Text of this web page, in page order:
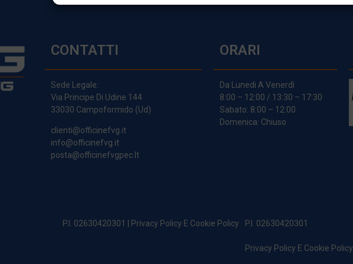
CONTATTI
Sede Legale:
Via Principe Di Udine 144
33030 Campoformido (Ud)
clienti@officinefvg.it
info@officinefvg.it
posta@officinefvgpec.It
ORARI
Da Lunedi A Venerdì
8:00 – 12:00 / 13:30 – 17:30
Sabato: 8:00 – 12:00
Domenica: Chiuso
P.I. 02630420301 | Privacy Policy E Cookie Policy P.I. 02630420301
Privacy Policy E Cookie Policy